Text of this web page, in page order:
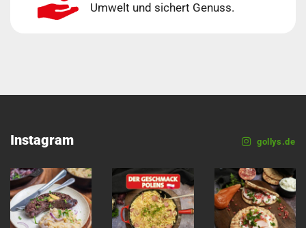
Umwelt und sichert Genuss.
Instagram gollys.de